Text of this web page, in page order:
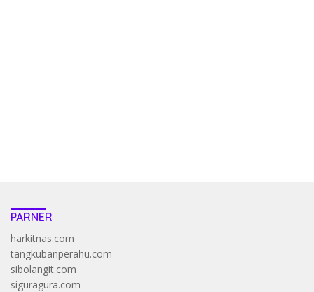
PARNER
harkitnas.com
tangkubanperahu.com
sibolangit.com
siguragura.com